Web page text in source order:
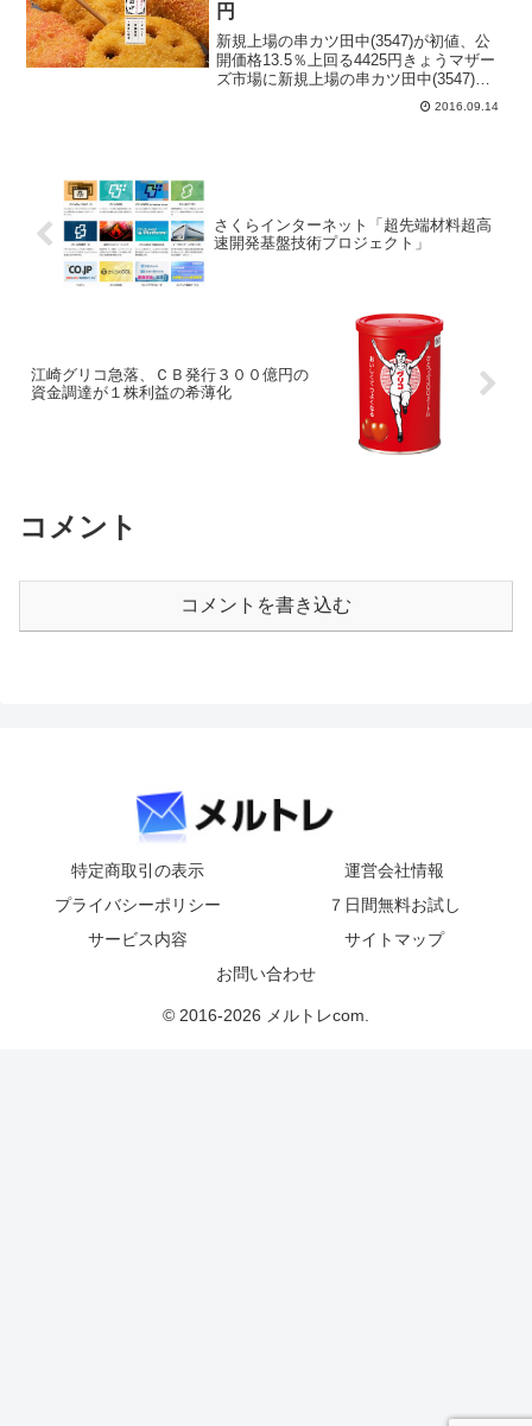
円
新規上場の串カツ田中(3547)が初値、公
開価格13.5％上回る4425円きょうマザー
ズ市場に新規上場の串カツ田中(3547)が
午前９時26分に、公開価格3900円を
13.5％上回る4425円で初値を付けた。そ
2016.09.14
さくらインターネット「超先端材料超高
速開発基盤技術プロジェクト」
江崎グリコ急落、ＣＢ発行３００億円の
資金調達が１株利益の希薄化
コメント
コメントを書き込む
特定商取引の表示
運営会社情報
プライバシーポリシー
７日間無料お試し
サービス内容
サイトマップ
お問い合わせ
© 2016-2026 メルトレcom.